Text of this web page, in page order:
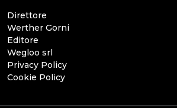
Direttore
Werther Gorni
Editore
Wegloo srl
Privacy Policy
Cookie Policy